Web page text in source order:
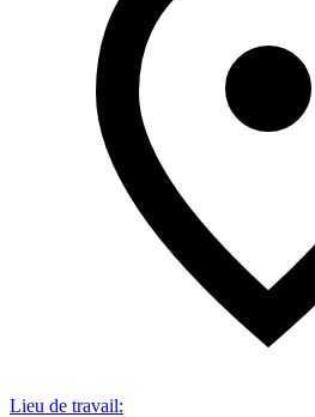
Lieu de travail: